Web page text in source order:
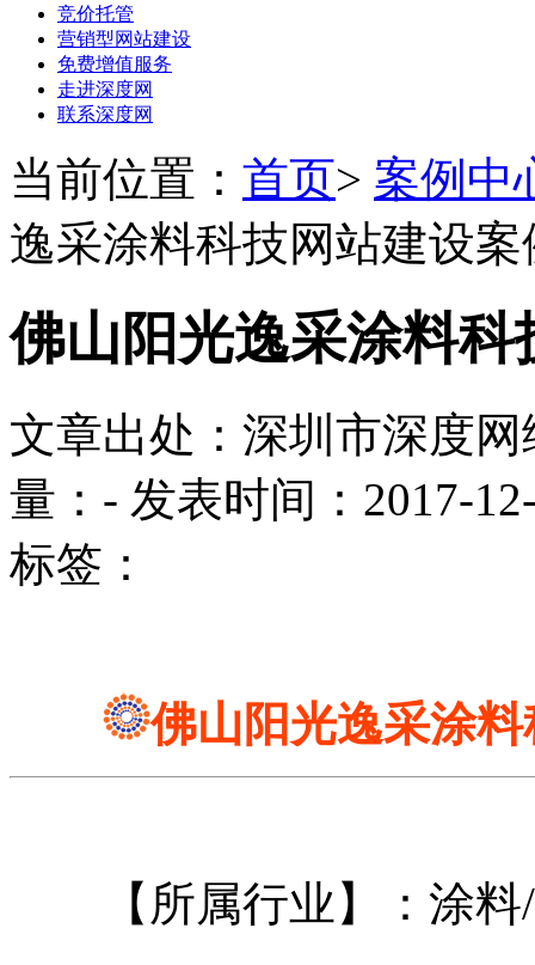
竞价托管
营销型网站建设
免费增值服务
走进深度网
联系深度网
当前位置： 首页> 案例中
逸采涂料科技网站建设案
佛山阳光逸采涂料
文章出处：深圳市深度
量： - 发表时间：2017-
标签：
佛山阳光逸采涂
【所属行业】：涂料/